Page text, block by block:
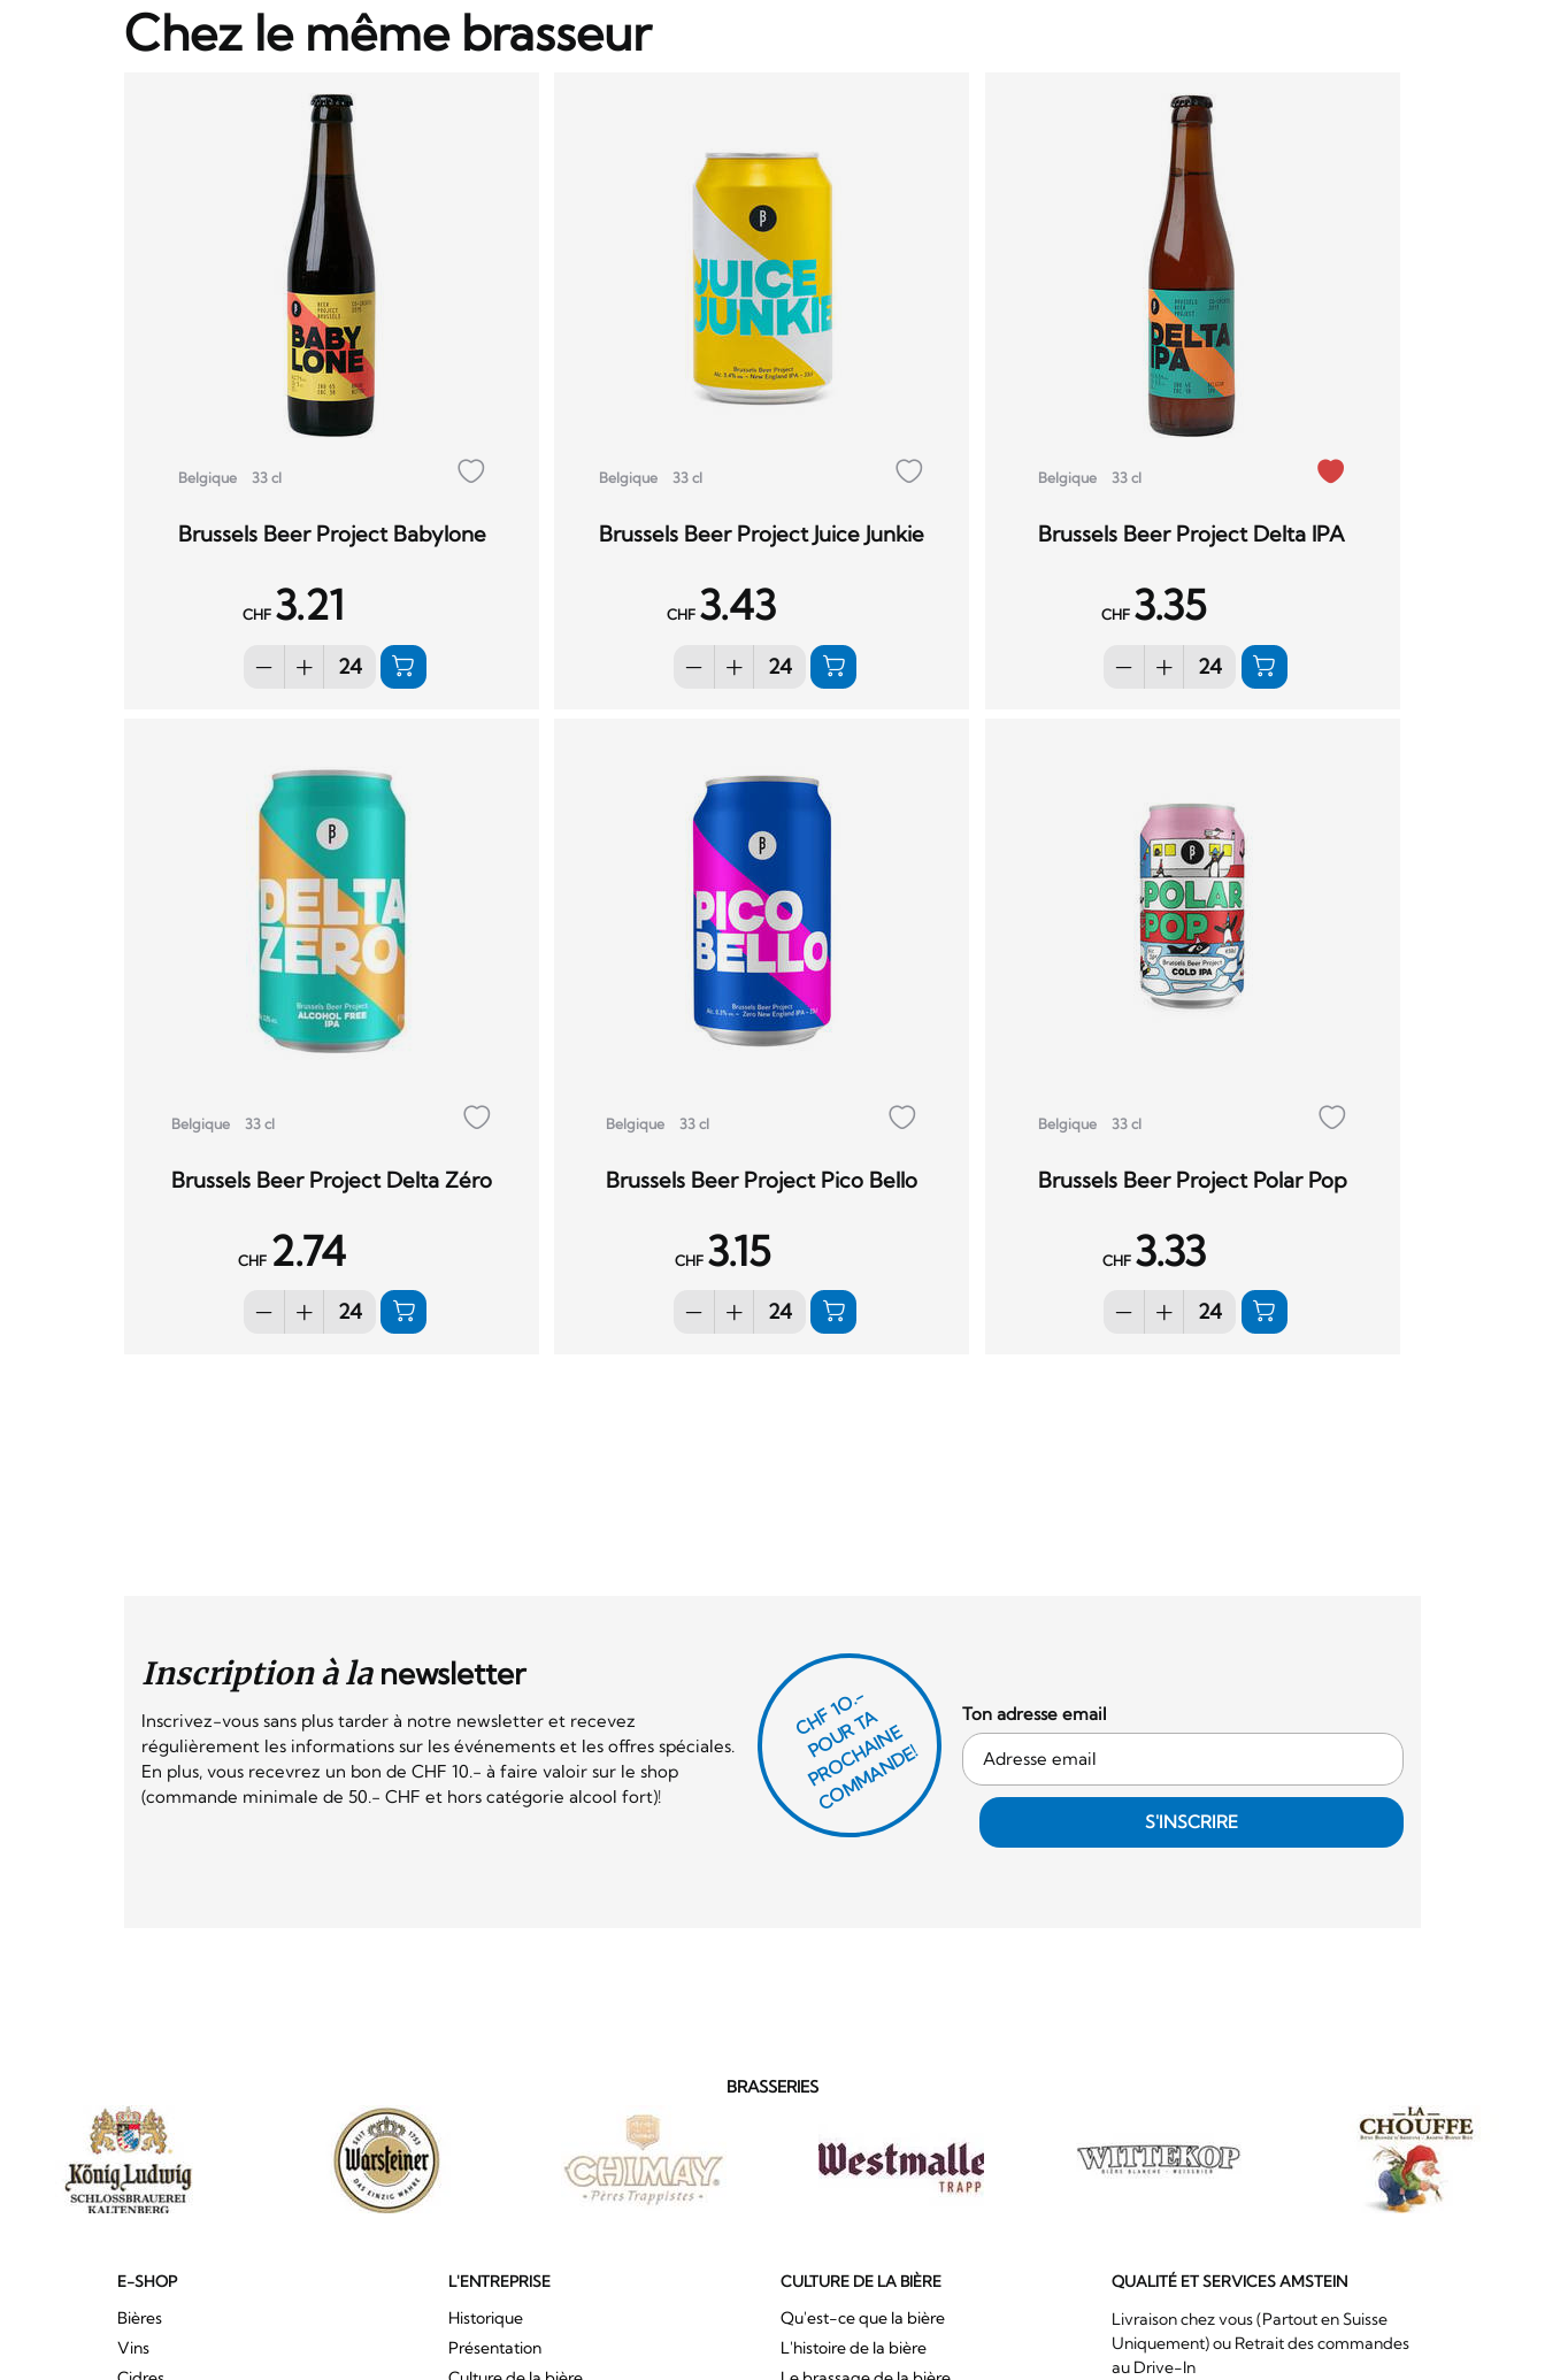
Chez le même brasseur
Belgique 33 cl
Brussels Beer Project Babylone
CHF 3.21
Belgique 33 cl
Brussels Beer Project Juice Junkie
CHF 3.43
Belgique 33 cl
Brussels Beer Project Delta IPA
CHF 3.35
Belgique 33 cl
Brussels Beer Project Delta Zéro
CHF 2.74
Belgique 33 cl
Brussels Beer Project Pico Bello
CHF 3.15
Belgique 33 cl
Brussels Beer Project Polar Pop
CHF 3.33
Inscription à lanewsletter
Inscrivez-vous sans plus tarder à notre newsletter et recevez
régulièrement les informations sur les événements et les offres spéciales.
En plus, vous recevrez un bon de CHF 10.- à faire valoir sur le shop
(commande minimale de 50.- CHF et hors catégorie alcool fort)!
CHF 1O.-
P
O
U
R
T
A
P
R
O
C
H
AI
N
E
C
O
M
M
A
N
D
E!
Ton adresse email
S'INSCRIRE
BRASSERIES
E-SHOP
Bières
Vins
L'ENTREPRISE
Historique
Présentation
CULTURE DE LA BIÈRE
Qu'est-ce que la bière
L'histoire de la bière
QUALITÉ ET SERVICES AMSTEIN
Livraison chez vous (Partout en Suisse
Uniquement) ou Retrait des commandes
au Drive-In